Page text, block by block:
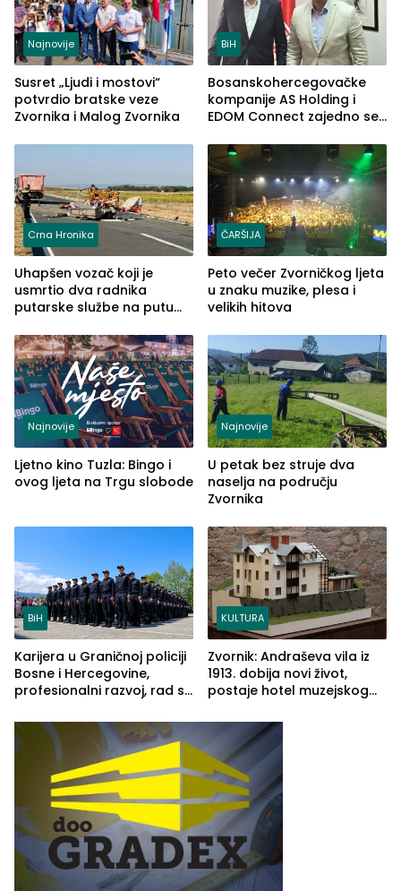
Najnovije
Susret „Ljudi i mostovi“
potvrdio bratske veze
Zvornika i Malog Zvornika
BiH
Bosanskohercegovačke
kompanije AS Holding i
EDOM Connect zajedno se
Crna Hronika
Uhapšen vozač koji je
usmrtio dva radnika
putarske službe na putu
(FOTO)
ČARŠIJA
Peto večer Zvorničkog ljeta
u znaku muzike, plesa i
velikih hitova
Najnovije
Ljetno kino Tuzla: Bingo i
ovog ljeta na Trgu slobode
Najnovije
U petak bez struje dva
naselja na području
Zvornika
BiH
Karijera u Graničnoj policiji
Bosne i Hercegovine,
profesionalni razvoj, rad sa
služba građanima
KULTURA
Zvornik: Andraševa vila iz
1913. dobija novi život,
postaje hotel muzejskog